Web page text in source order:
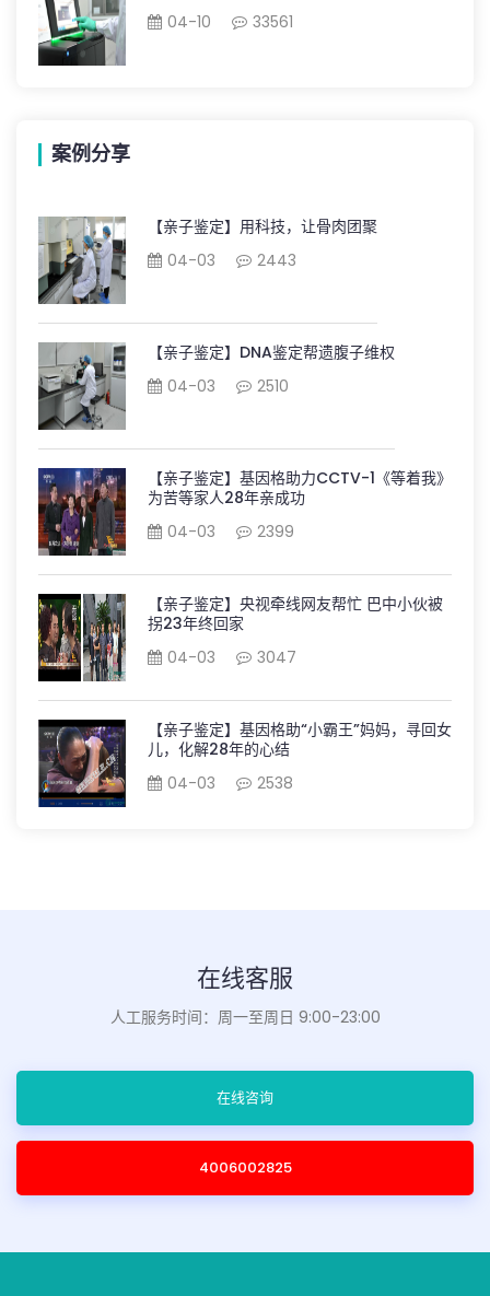
04-10
33561
案例分享
【亲子鉴定】用科技，让骨肉团聚
04-03
2443
【亲子鉴定】DNA鉴定帮遗腹子维权
04-03
2510
【亲子鉴定】基因格助力CCTV-1《等着我》
为苦等家人28年亲成功
04-03
2399
【亲子鉴定】央视牵线网友帮忙 巴中小伙被
拐23年终回家
04-03
3047
【亲子鉴定】基因格助“小霸王”妈妈，寻回女
儿，化解28年的心结
04-03
2538
在线客服
人工服务时间：周一至周日 9:00-23:00
在线咨询
4006002825